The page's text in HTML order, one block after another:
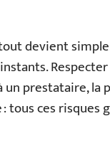
devient
un prestataire,
tous ces risques